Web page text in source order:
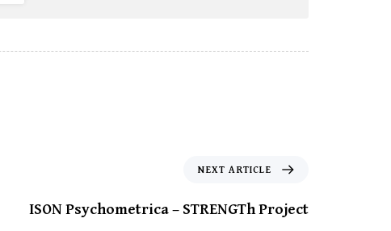
NEXT ARTICLE
ISON Psychometrica – STRENGTh Project